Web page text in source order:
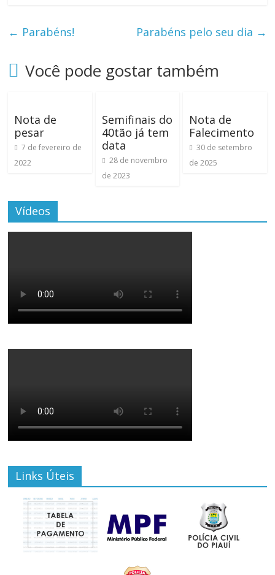
← Parabéns! Parabéns pelo seu dia →
Você pode gostar também
Nota de
pesar
7 de fevereiro de
2022
Semifinais do
40tão já tem
data
28 de novembro
de 2023
Nota de
Falecimento
30 de setembro
de 2025
Vídeos
Links Úteis